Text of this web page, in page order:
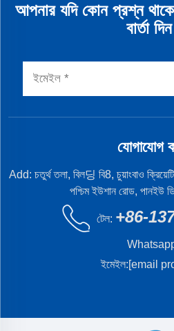
আপনার যদি কোন প্রশ্ন
বার্তা
যোগাযোগ
Add: চতুর্থ তলা, বিল딩 বি8, চুয়াংবাও
পশ্চিম ইউশান রোড, পানইউ
টেল: +86-
ইমেইল:[email